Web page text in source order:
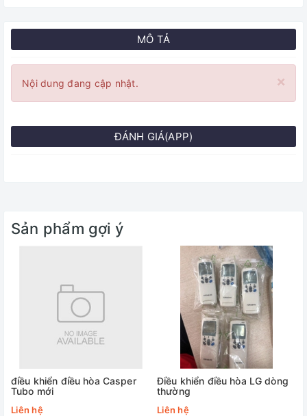
MÔ TẢ
×
Nội dung đang cập nhật.
ĐÁNH GIÁ(APP)
Sản phẩm gợi ý
điều khiển điều hòa Casper
Tubo mới
Liên hệ
Điều khiển điều hòa LG dòng
thường
Liên hệ